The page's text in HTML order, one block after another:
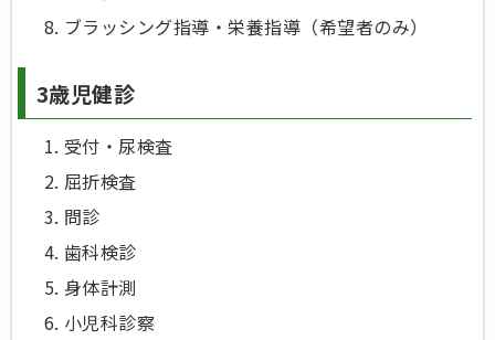
ブラッシング指導・栄養指導（希望者のみ）
3歳児健診
受付・尿検査
屈折検査
問診
歯科検診
身体計測
小児科診察